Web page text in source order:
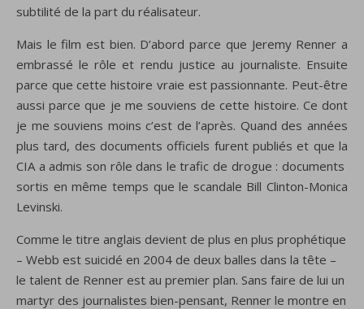
subtilité de la part du réalisateur.
Mais le film est bien. D’abord parce que Jeremy Renner a
embrassé le rôle et rendu justice au journaliste. Ensuite
parce que cette histoire vraie est passionnante. Peut-être
aussi parce que je me souviens de cette histoire. Ce dont
je me souviens moins c’est de l’après. Quand des années
plus tard, des documents officiels furent publiés et que la
CIA a admis son rôle dans le trafic de drogue : documents
sortis en même temps que le scandale Bill Clinton-Monica
Levinski.
Comme le titre anglais devient de plus en plus prophétique
– Webb est suicidé en 2004 de deux balles dans la tête –
le talent de Renner est au premier plan. Sans faire de lui un
martyr des journalistes bien-pensant, Renner le montre en